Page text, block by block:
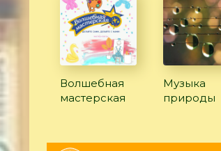
Волшебная
мастерская
Музыка
природы